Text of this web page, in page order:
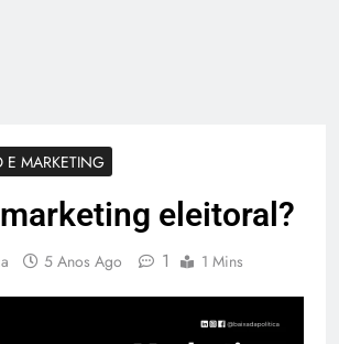
MARKETING
eleitoral?
5 Anos Ago 1 1 Mins